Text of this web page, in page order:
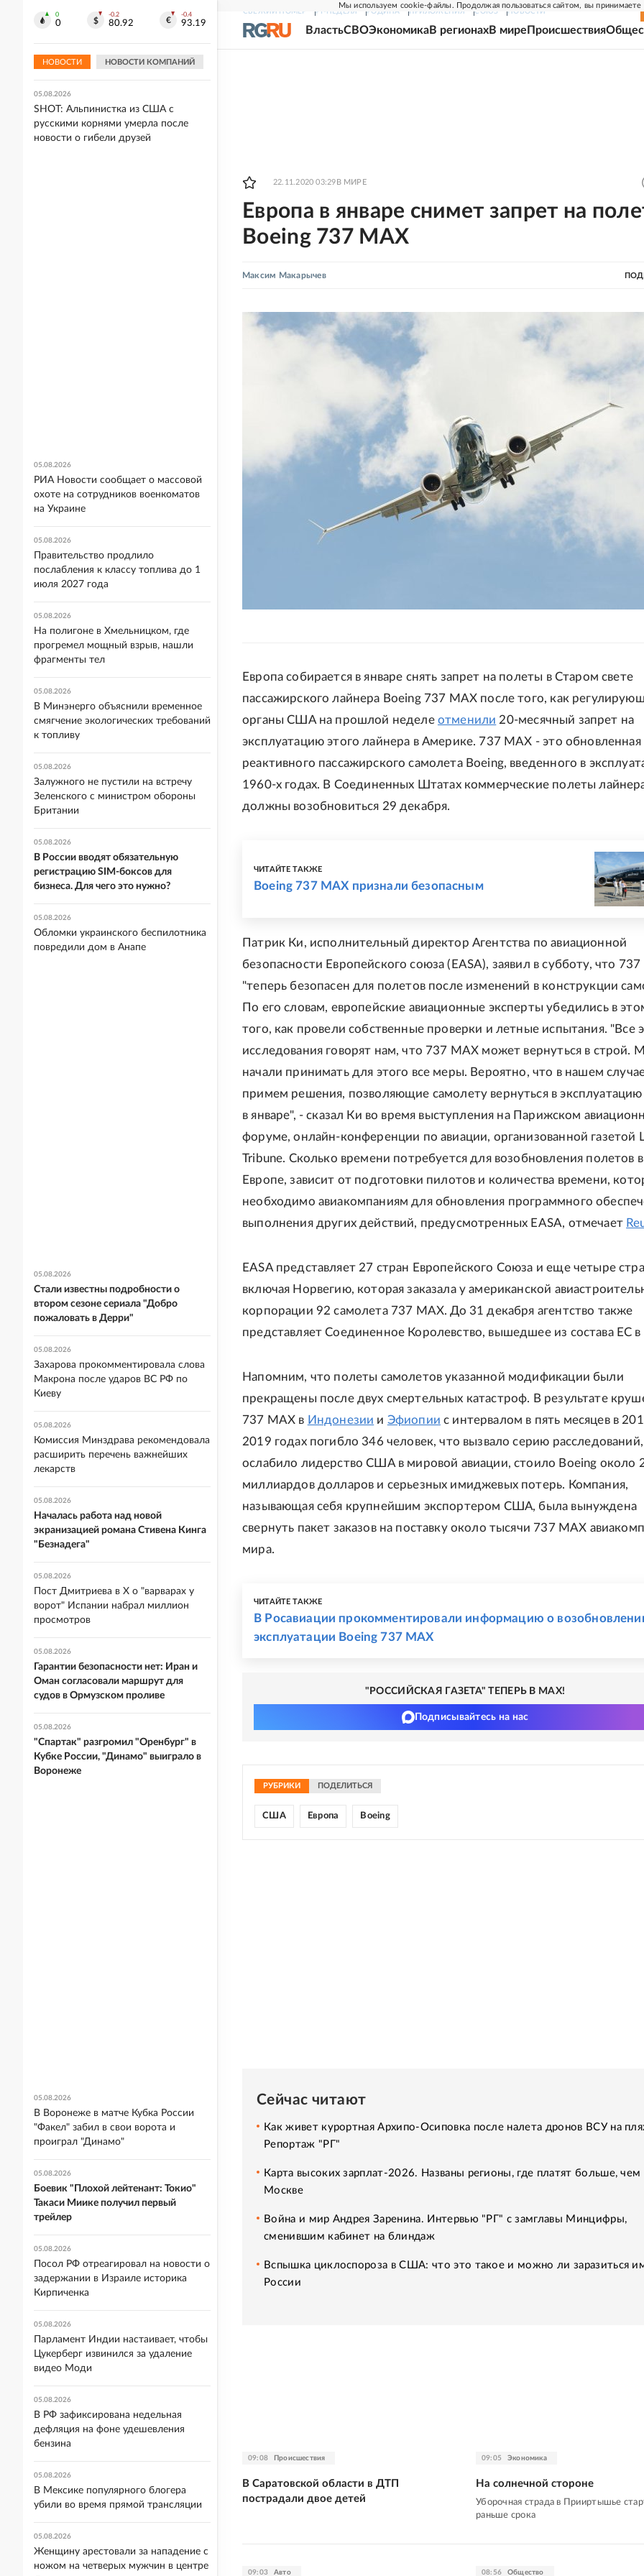
Мы используем cookie-файлы. Продолжая пользоваться сайтом, вы принимаете
СВЕЖИЙ НОМЕР РГ-НЕДЕЛЯ РОДИНА ПРИЛОЖЕНИЯ СОЮЗ НОВОСТИ
ВластьСВОЭкономикаВ регионахВ мире Происшествия
22.11.2020 03:29 В МИРЕ
Европа в январе снимет запрет на
Boeing 737 MAX
Максим Макарычев
Европа собирается в январе снять запрет на полеты в Старом свете
пассажирского лайнера Boeing 737 MAX после того, как
органы США на прошлой неделе отменили 20-месячный запрет на
эксплуатацию этого лайнера в Америке. 737 MAX - это обновленная
реактивного пассажирского самолета Boeing, введенного в
1960-х годах. В Соединенных Штатах коммерческие полеты
должны возобновиться 29 декабря.
ЧИТАЙТЕ ТАКЖЕ
Boeing 737 MAX признали безопасным
Патрик Ки, исполнительный директор Агентства по авиационной
безопасности Европейского союза (EASA), заявил в субботу, что
"теперь безопасен для полетов после изменений в конструкции
По его словам, европейские авиационные эксперты убедились в
того, как провели собственные проверки и летные испытания. "Все
исследования говорят нам, что 737 MAX может вернуться в строй.
начали принимать для этого все меры. Вероятно, что в нашем
примем решения, позволяющие самолету вернуться в эксплуатацию
в январе", - сказал Ки во время выступления на Парижском
форуме, онлайн-конференции по авиации, организованной газетой
Tribune. Сколько времени потребуется для возобновления полетов в
Европе, зависит от подготовки пилотов и количества времени,
необходимо авиакомпаниям для обновления программного
выполнения других действий, предусмотренных EASA, отмечает
EASA представляет 27 стран Европейского Союза и еще четыре
включая Норвегию, которая заказала у американской
корпорации 92 самолета 737 MAX. До 31 декабря агентство также
представляет Соединенное Королевство, вышедшее из состава ЕС в
Напомним, что полеты самолетов указанной модификации были
прекращены после двух смертельных катастроф. В результате
737 MAX в Индонезии и Эфиопии с интервалом в пять месяцев в
2019 годах погибло 346 человек, что вызвало серию расследований,
ослабило лидерство США в мировой авиации, стоило Boeing около
миллиардов долларов и серьезных имиджевых потерь. Компания,
называющая себя крупнейшим экспортером США, была вынуждена
свернуть пакет заказов на поставку около тысячи 737 MAX
мира.
ЧИТАЙТЕ ТАКЖЕ
В Росавиации прокомментировали информацию о
эксплуатации Boeing 737 MAX
"РОССИЙСКАЯ ГАЗЕТА" ТЕПЕРЬ В MAX!
Подписывайтесь на нас
РУБРИКИ ПОДЕЛИТЬСЯ
США Европа Boeing
Сейчас читают
Как живет курортная Архипо-Осиповка после налета дронов ВСУ на
Репортаж "РГ"
Карта высоких зарплат-2026. Названы регионы, где платят больше, чем
Москве
Война и мир Андрея Заренина. Интервью "РГ" с замглавы Минцифры,
сменившим кабинет на блиндаж
Вспышка циклоспороза в США: что это такое и можно ли заразиться
России
09:08 Происшествия
В Саратовской области в ДТП
пострадали двое детей
09:05 Экономика
На солнечной стороне
Уборочная страда в Прииртышье
раньше срока
09:03 Авто 08:56 Общество
0
0
-0.2
80.92
-0.4
93.19
НОВОСТИ НОВОСТИ КОМПАНИЙ
России обыграл "Балтику"
05.08.2026
SHOT: Альпинистка из США с
русскими корнями умерла после
новости о гибели друзей
05.08.2026
РИА Новости сообщает о массовой
охоте на сотрудников военкоматов
на Украине
05.08.2026
Правительство продлило
послабления к классу топлива до 1
июля 2027 года
05.08.2026
На полигоне в Хмельницком, где
прогремел мощный взрыв, нашли
фрагменты тел
05.08.2026
В Минэнерго объяснили временное
смягчение экологических требований
к топливу
05.08.2026
Залужного не пустили на встречу
Зеленского с министром обороны
Британии
05.08.2026
В России вводят обязательную
регистрацию SIM-боксов для
бизнеса. Для чего это нужно?
05.08.2026
Обломки украинского беспилотника
повредили дом в Анапе
05.08.2026
Стали известны подробности о
втором сезоне сериала "Добро
пожаловать в Дерри"
05.08.2026
Захарова прокомментировала слова
Макрона после ударов ВС РФ по
Киеву
05.08.2026
Комиссия Минздрава рекомендовала
расширить перечень важнейших
лекарств
05.08.2026
Началась работа над новой
экранизацией романа Стивена Кинга
"Безнадега"
05.08.2026
Пост Дмитриева в X о "варварах у
ворот" Испании набрал миллион
просмотров
05.08.2026
Гарантии безопасности нет: Иран и
Оман согласовали маршрут для
судов в Ормузском проливе
05.08.2026
"Спартак" разгромил "Оренбург" в
Кубке России, "Динамо" выиграло в
Воронеже
05.08.2026
В Воронеже в матче Кубка России
"Факел" забил в свои ворота и
проиграл "Динамо"
05.08.2026
Боевик "Плохой лейтенант: Токио"
Такаси Миике получил первый
трейлер
05.08.2026
Посол РФ отреагировал на новости о
задержании в Израиле историка
Кирпиченка
05.08.2026
Парламент Индии настаивает, чтобы
Цукерберг извинился за удаление
видео Моди
05.08.2026
В РФ зафиксирована недельная
дефляция на фоне удешевления
бензина
05.08.2026
В Мексике популярного блогера
убили во время прямой трансляции
05.08.2026
Женщину арестовали за нападение с
ножом на четверых мужчин в центре